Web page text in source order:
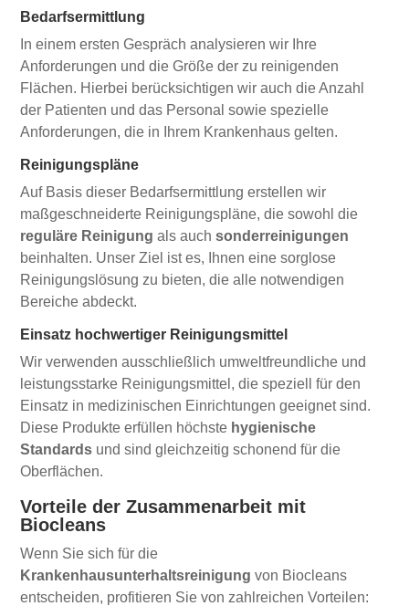
Bedarfsermittlung
In einem ersten Gespräch analysieren wir Ihre
Anforderungen und die Größe der zu reinigenden
Flächen. Hierbei berücksichtigen wir auch die Anzahl
der Patienten und das Personal sowie spezielle
Anforderungen, die in Ihrem Krankenhaus gelten.
Reinigungspläne
Auf Basis dieser Bedarfsermittlung erstellen wir
maßgeschneiderte Reinigungspläne, die sowohl die
reguläre Reinigung als auchsonderreinigungen
beinhalten. Unser Ziel ist es, Ihnen eine sorglose
Reinigungslösung zu bieten, die alle notwendigen
Bereiche abdeckt.
Einsatz hochwertiger Reinigungsmittel
Wir verwenden ausschließlich umweltfreundliche und
leistungsstarke Reinigungsmittel, die speziell für den
Einsatz in medizinischen Einrichtungen geeignet sind.
Diese Produkte erfüllen höchste hygienische
Standards und sind gleichzeitig schonend für die
Oberflächen.
Vorteile der Zusammenarbeit mit
Biocleans
Wenn Sie sich für die
Krankenhausunterhaltsreinigung von Biocleans
entscheiden, profitieren Sie von zahlreichen Vorteilen: